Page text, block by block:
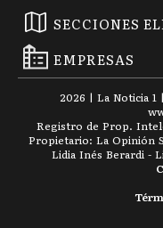
SECCIONES
EMPRESAS
2026 | La Noticia 1
Registro de Prop.
Propietario: La Opinión
Lidia Inés Berardi -